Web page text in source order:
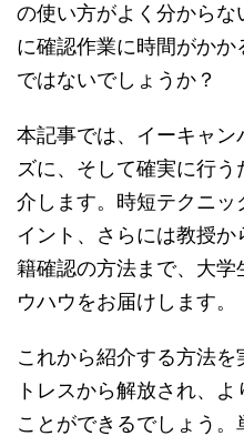
の使い方がよく分から
に確認作業に時間がか
ではないでしょうか？
本記事では、イーキャ
ズに、そして確実に行
介します。時短テクニ
イント、さらには教授
籍確認の方法まで、大学
ウハウをお届けします。
これから紹介する方法
トレスから解放され、
ことができるでしょう。